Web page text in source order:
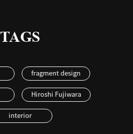
TAGS
fragment design
Hiroshi Fujiwara
interior